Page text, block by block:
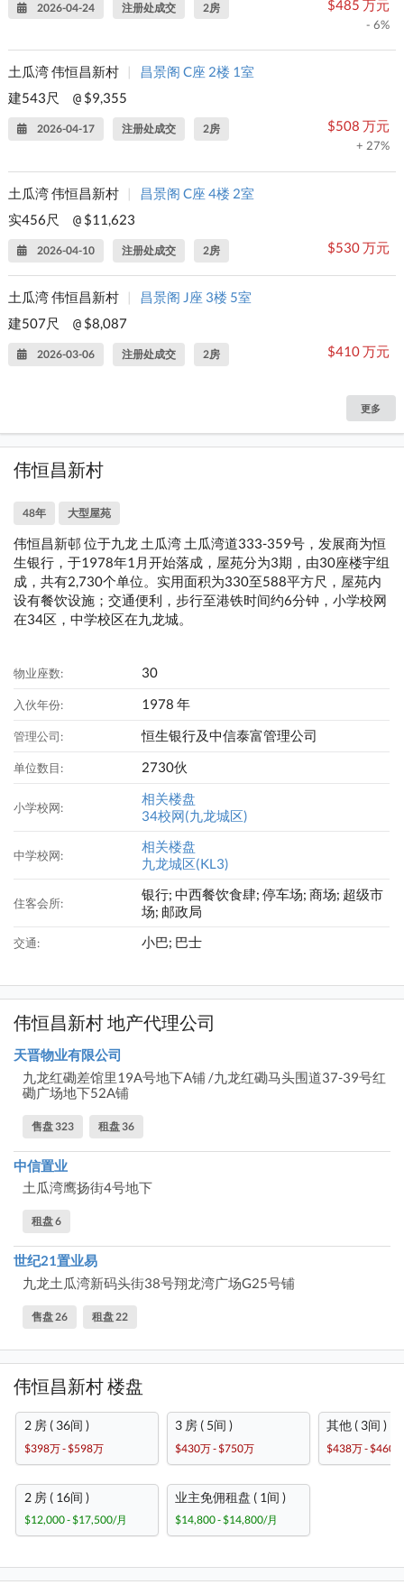
2026-04-24 注册处成交 2房 $485 万元
- 6%
土瓜湾 伟恒昌新村 |
昌景阁 C座 2楼 1室
建543尺
@ $9,355
2026-04-17 注册处成交 2房 $508 万元
+ 27%
土瓜湾 伟恒昌新村 |
昌景阁 C座 4楼 2室
实456尺
@ $11,623
2026-04-10 注册处成交 2房 $530 万元
土瓜湾 伟恒昌新村 |
昌景阁 J座 3楼 5室
建507尺
@ $8,087
2026-03-06 注册处成交 2房 $410 万元
更多
伟恒昌新村
48年 大型屋苑
伟恒昌新邨 位于九龙 土瓜湾 土瓜湾道333-359号，发展商为恒
生银行，于1978年1月开始落成，屋苑分为3期，由30座楼宇组
成，共有2,730个单位。实用面积为330至588平方尺，屋苑内
设有餐饮设施；交通便利，步行至港铁时间约6分钟，小学校网
在34区，中学校区在九龙城。
物业座数: 30
入伙年份: 1978 年
管理公司: 恒生银行及中信泰富管理公司
单位数目: 2730伙
小学校网:
相关楼盘
34校网(九龙城区)
中学校网:
相关楼盘
九龙城区(KL3)
住客会所:
银行; 中西餐饮食肆; 停车场; 商场; 超级市
场; 邮政局
交通: 小巴; 巴士
伟恒昌新村 地产代理公司
天晋物业有限公司
九龙红磡差馆里19A号地下A铺 /九龙红磡马头围道37-39号红
磡广场地下52A铺
售盘 323 租盘 36
中信置业
土瓜湾鹰扬街4号地下
租盘 6
世纪21置业易
九龙土瓜湾新码头街38号翔龙湾广场G25号铺
售盘 26 租盘 22
伟恒昌新村 楼盘
2 房 ( 36间 )
$398万 - $598万
3 房 ( 5间 )
$430万 - $750万
其他 ( 3间 )
$438万 - $460
2 房 ( 16间 )
$12,000 - $17,500/月
业主免佣租盘 ( 1间 )
$14,800 - $14,800/月